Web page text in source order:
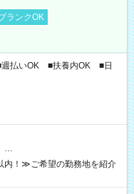
ランクOK
払いOK ■扶養内OK ■日
…
内！≫ご希望の勤務地を紹介